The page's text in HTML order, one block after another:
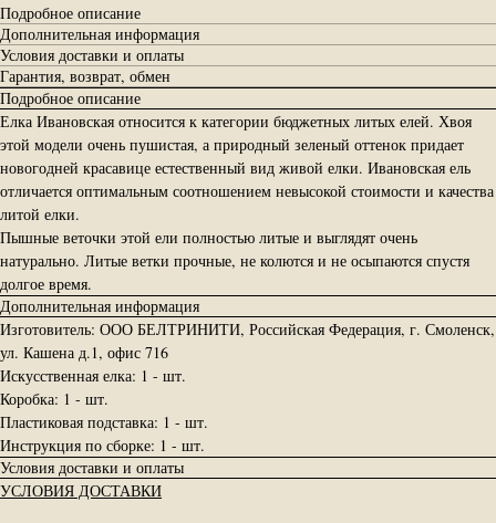
Подробное описание
Дополнительная информация
Условия доставки и оплаты
Гарантия, возврат, обмен
Подробное описание
Елка Ивановская относится к категории бюджетных литых елей. Хвоя
этой модели очень пушистая, а природный зеленый оттенок придает
новогодней красавице естественный вид живой елки. Ивановская ель
отличается оптимальным соотношением невысокой стоимости и качества
литой елки.
Пышные веточки этой ели полностью литые и выглядят очень
натурально. Литые ветки прочные, не колются и не осыпаются спустя
долгое время.
Дополнительная информация
Изготовитель: ООО БЕЛТРИНИТИ, Российская Федерация, г. Смоленск,
ул. Кашена д.1, офис 716
Искусственная елка: 1 - шт.
Коробка: 1 - шт.
Пластиковая подставка: 1 - шт.
Инструкция по сборке: 1 - шт.
Условия доставки и оплаты
УСЛОВИЯ ДОСТАВКИ